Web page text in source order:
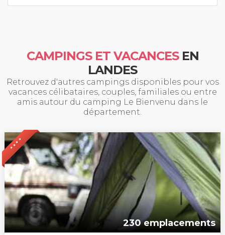
CAMPINGS ET VACANCESEN
LANDES
Retrouvez d'autres campings disponibles pour vos
vacances célibataires, couples, familiales ou entre
amis autour du camping Le Bienvenu dans le
département.
* * * *
230 emplacements